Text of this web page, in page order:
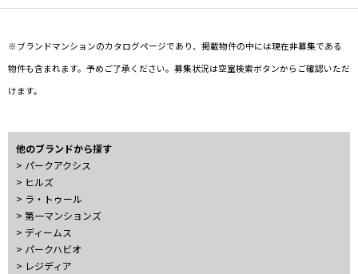
※ブランドマンションのカタログページであり、掲載物件の中には現在非募集である
物件も含まれます。予めご了承ください。募集状況は空室検索ボタンからご確認いただ
けます。
他のブランドから探す
> パークアクシス
> ヒルズ
> ラ・トゥール
> 第一マンションズ
> ディームス
> パークハビオ
> レジディア
1年以内
3年以内
15年以内
20年以内
25年以内
駅から徒歩
指定なし
3分以内
10分以内
他条件